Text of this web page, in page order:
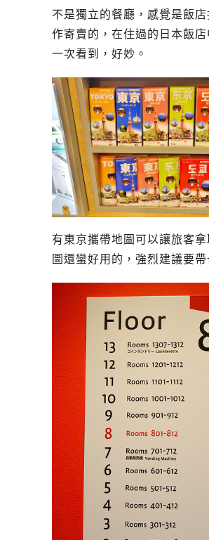
不是獨立的餐廳，感覺是飯
作寄賣的，在住過的日本飯店
一次看到，好妙。
有東京攜帶地圖可以讓旅客
圖還蠻好用的，強烈建議要帶